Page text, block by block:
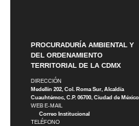
PROCURADURÍA AMBIENTAL Y
DEL ORDENAMIENTO
TERRITORIAL DE LA CDMX
DIRECCIÓN
Medellín 202, Col. Roma Sur, Alcaldía
Cuauhtémoc, C.P. 06700, Ciudad de México
WEB E-MAIL
Correo Institucional
TELÉFONO